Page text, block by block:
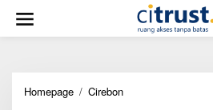
w
Homepage / Cirebon